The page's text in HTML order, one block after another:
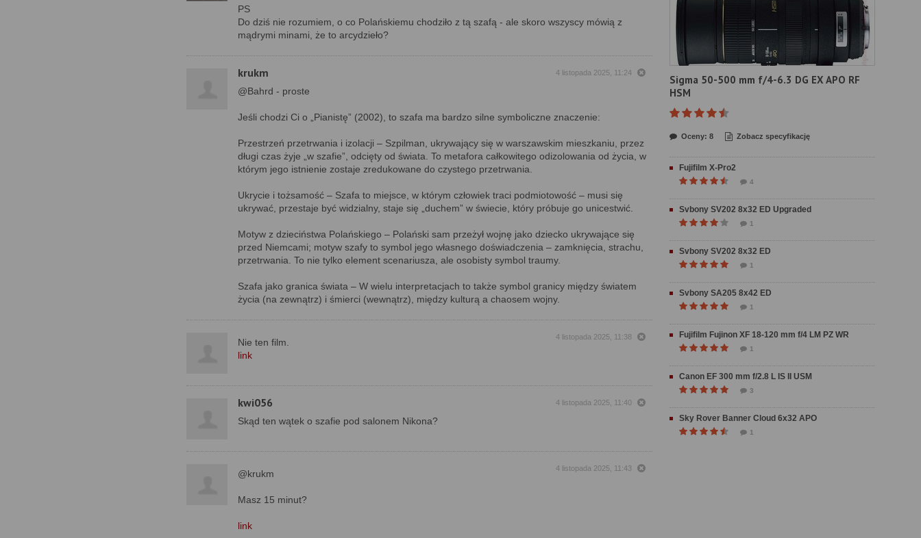
PS
Do dziś nie rozumiem, o co Polańskiemu chodziło z tą szafą - ale skoro wszyscy mówią z
mądrymi minami, że to arcydzieło?
krukm 4 listopada 2025, 11:24
@Bahrd - proste
Jeśli chodzi Ci o „Pianistę” (2002), to szafa ma bardzo silne symboliczne znaczenie:
Przestrzeń przetrwania i izolacji – Szpilman, ukrywający się w warszawskim mieszkaniu, przez
długi czas żyje „w szafie”, odcięty od świata. To metafora całkowitego odizolowania od życia, w
którym jego istnienie zostaje zredukowane do czystego przetrwania.
Ukrycie i tożsamość – Szafa to miejsce, w którym człowiek traci podmiotowość – musi się
ukrywać, przestaje być widzialny, staje się „duchem” w świecie, który próbuje go unicestwić.
Motyw z dzieciństwa Polańskiego – Polański sam przeżył wojnę jako dziecko ukrywające się
przed Niemcami; motyw szafy to symbol jego własnego doświadczenia – zamknięcia, strachu,
przetrwania. To nie tylko element scenariusza, ale osobisty symbol traumy.
Szafa jako granica świata – W wielu interpretacjach to także symbol granicy między światem
życia (na zewnątrz) i śmierci (wewnątrz), między kulturą a chaosem wojny.
4 listopada 2025, 11:38
Nie ten film.
link
kwi056 4 listopada 2025, 11:40
Skąd ten wątek o szafie pod salonem Nikona?
4 listopada 2025, 11:43
@krukm
Masz 15 minut?
link
Sigma 50-500 mm f/4-6.3 DG EX APO RF
HSM
Oceny: 8 Zobacz specyfikację
Fujifilm X-Pro2
4
Svbony SV202 8x32 ED Upgraded
1
Svbony SV202 8x32 ED
1
Svbony SA205 8x42 ED
1
Fujifilm Fujinon XF 18-120 mm f/4 LM PZ WR
1
Canon EF 300 mm f/2.8 L IS II USM
3
Sky Rover Banner Cloud 6x32 APO
1